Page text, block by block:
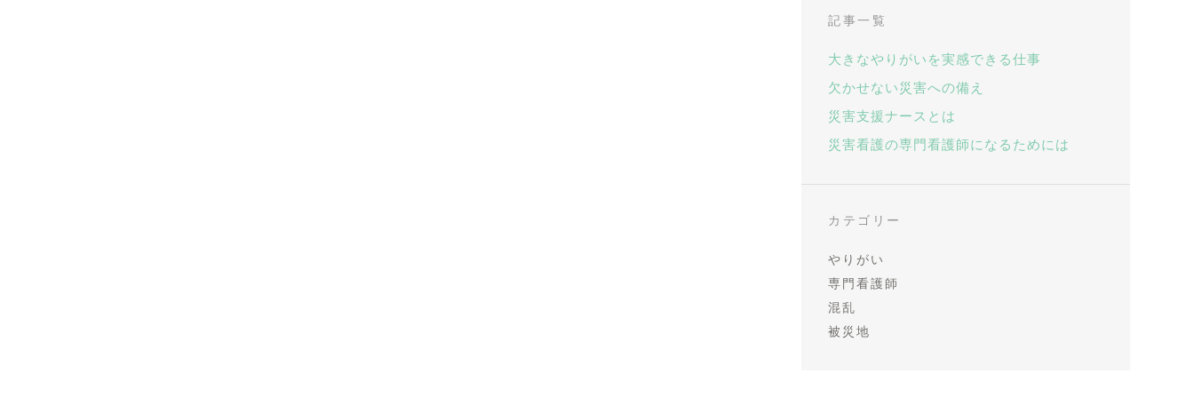
記事一覧
大きなやりがいを実感できる仕事
欠かせない災害への備え
災害支援ナースとは
災害看護の専門看護師になるためには
カテゴリー
やりがい
専門看護師
混乱
被災地